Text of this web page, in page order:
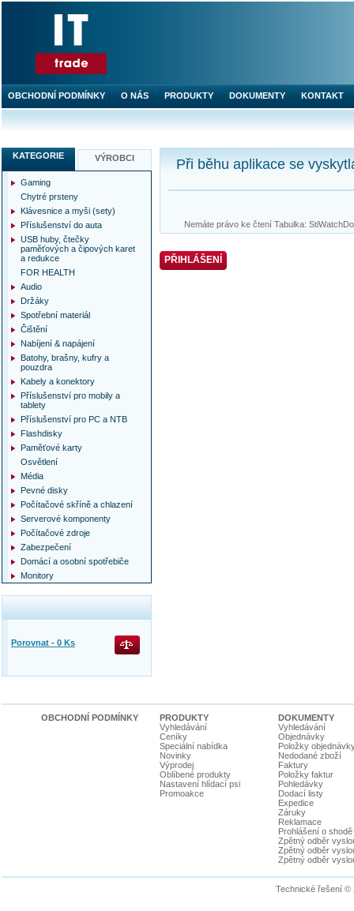
Při běhu aplikace se
Nemáte právo ke čtení Tabulka:
PŘIHLÁŠENÍ
KATEGORIE VÝROBCI
Gaming
Chytré prsteny
Klávesnice a myši (sety)
Příslušenství do auta
USB huby, čtečky
paměťových a čipových karet
a redukce
FOR HEALTH
Audio
Držáky
Spotřební materiál
Čištění
Nabíjení & napájení
Batohy, brašny, kufry a
pouzdra
Kabely a konektory
Příslušenství pro mobily a
tablety
Příslušenství pro PC a NTB
Flashdisky
Paměťové karty
Osvětlení
Média
Pevné disky
Počítačové skříně a chlazení
Serverové komponenty
Počítačové zdroje
Zabezpečení
Domácí a osobní spotřebiče
Monitory
Porovnat - 0 Ks
OBCHODNÍ PODMÍNKY O NÁS PRODUKTY DOKUMENTY KONTAKT
OBCHODNÍ PODMÍNKY
PRODUKTY
Vyhledávání
Ceníky
Speciální nabídka
Novinky
Výprodej
Oblíbené produkty
Nastavení hlídací psi
Promoakce
DOKUMENTY
Vyhledávání
Objednávky
Položky
Nedodané zboží
Faktury
Položky faktur
Pohledávky
Dodací listy
Expedice
Záruky
Reklamace
Prohlášení o shodě
Zpětný odběr
Zpětný odběr
Zpětný odběr
Technické řešení ©